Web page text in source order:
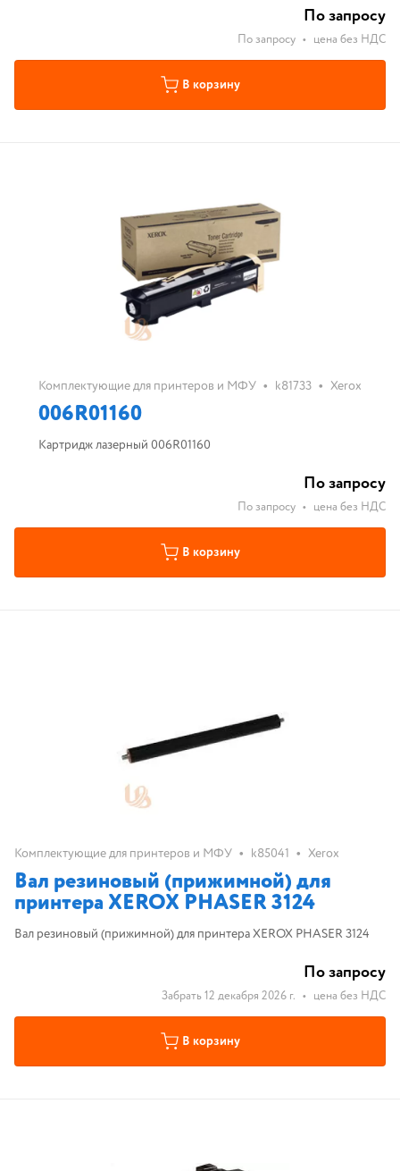
По запросу
По запросу • цена без НДС
В корзину
Комплектующие для принтеров и МФУ • k81733 • Xerox
006R01160
Картридж лазерный 006R01160
По запросу
По запросу • цена без НДС
В корзину
Комплектующие для принтеров и МФУ • k85041 • Xerox
Вал резиновый (прижимной) для
принтера XEROX PHASER 3124
Вал резиновый (прижимной) для принтера XEROX PHASER 3124
По запросу
Забрать 12 декабря 2026 г. • цена без НДС
В корзину